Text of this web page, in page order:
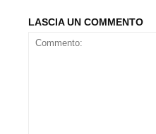
LASCIA UN COMMENTO